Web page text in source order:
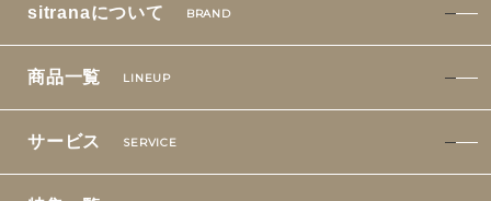
美容液
化粧下地
sitranaについて BRAND
商品一覧 LINEUP
サービス SERVICE